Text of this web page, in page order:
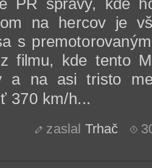
na hercov je
s
filmu, kde tento
a na asi tristo
370 km/h...
zaslal Trhač